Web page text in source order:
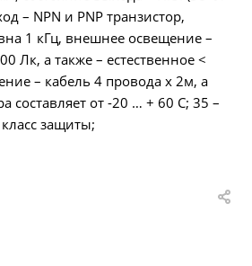
– NPN и PNP транзистор,
1 кГц, внешнее освещение –
Лк, а также – естественное <
– кабель 4 провода х 2м, а
составляет от -20 … + 60 С; 35 –
защиты;